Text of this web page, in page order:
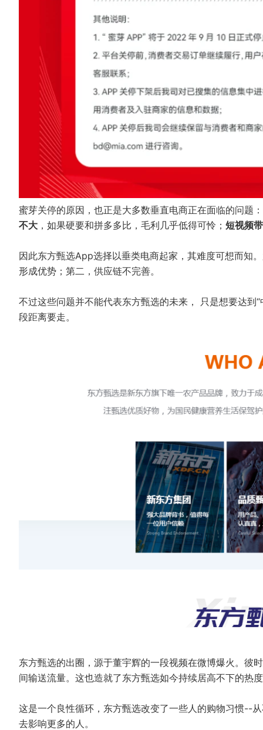
蜜芽关停的原因，也正是大多数垂直电商正在面临的问题：
不大 ，如果硬要和拼多多比，毛利几乎低得可怜； 短视频
因此东方甄选App选择以垂类电商起家，其难度可想而知
形成优势；第二，供应链不完善。
不过这些问题并不能代表东方甄选的未来， 只是想要达到
段距离要走。
东方甄选的出圈，源于董宇辉的一段视频在微博爆火。彼
间输送流量。这也造就了东方甄选如今持续居高不下的热
这是一个良性循环，东方甄选改变了一些人的购物习惯--
去影响更多的人。